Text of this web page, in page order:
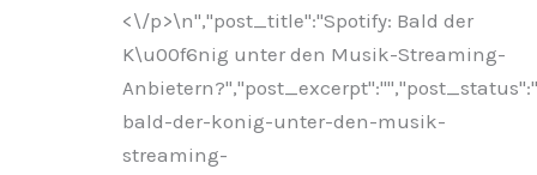
<\/p>\n","post_title":"Spotify: Bald der
K\u00f6nig unter den Musik-Streaming-
bald-der-konig-unter-den-musik-
streaming-